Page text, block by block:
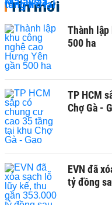
Tin mới
Thành lập
500 ha
TP HCM
Chợ Gà -
EVN đã
tỷ đồng